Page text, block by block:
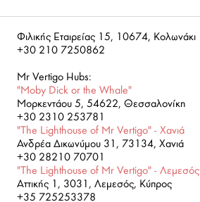
Φιλικής Εταιρείας 15, 10674, Κολωνάκι
+30 210 7250862
Mr Vertigo Hubs:
"Moby Dick or the Whale"
Μορκεντάου 5, 54622, Θεσσαλονίκη
+30 2310 253781
"The Lighthouse of Mr Vertigo" - Χανιά
Ανδρέα Δικωνύμου 31, 73134, Χανιά
+30 28210 70701
"The Lighthouse of Mr Vertigo" - Λεμεσός
Αττικής 1, 3031, Λεμεσός, Κύπρος
+35 725253378